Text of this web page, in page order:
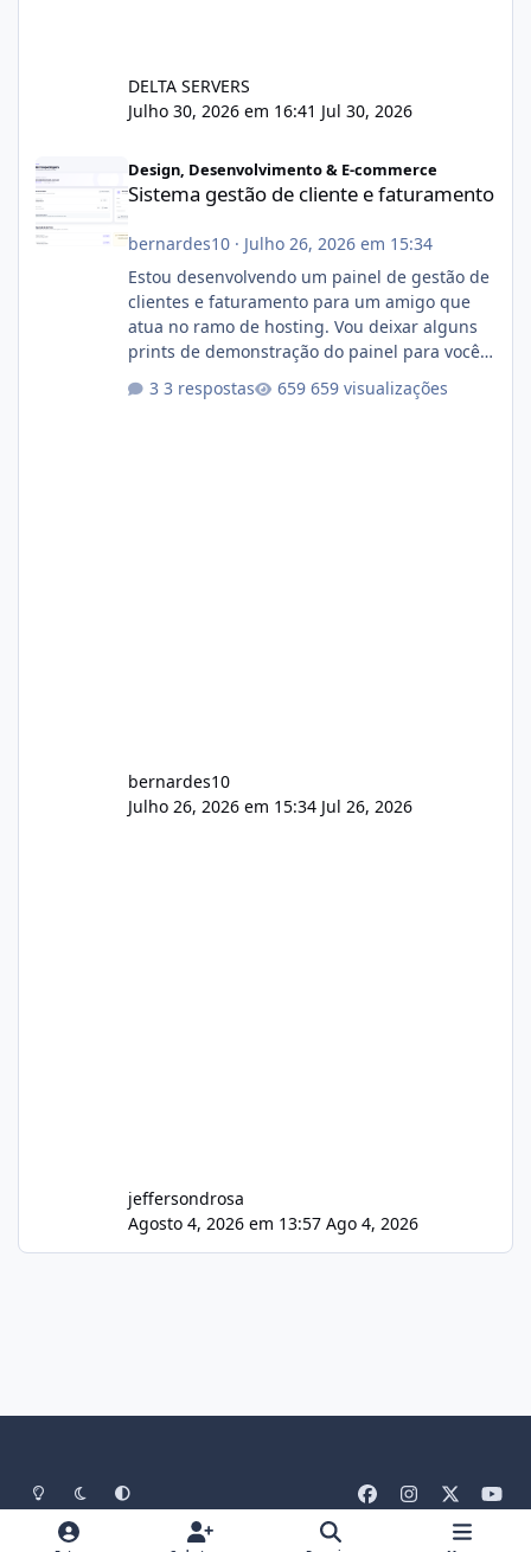
DELTA SERVERS
Julho 30, 2026 em 16:41 Jul 30, 2026
Design, Desenvolvimento & E-commerce
Sistema gestão de cliente e faturamento
bernardes10· Julho 26, 2026 em 15:34
Estou desenvolvendo um painel de gestão de
clientes e faturamento para um amigo que
atua no ramo de hosting. Vou deixar alguns
prints de demonstração do painel para vocês
com cerca de 80% concluído e conta com
3 respostas 659 visualizações
bernardes10
Julho 26, 2026 em 15:34 Jul 26, 2026
jeffersondrosa
Agosto 4, 2026 em 13:57 Ago 4, 2026
Light ModeDark ModeSystem Preference
a
n
o
u
Idiomas Tema Política De Privacidade Contato